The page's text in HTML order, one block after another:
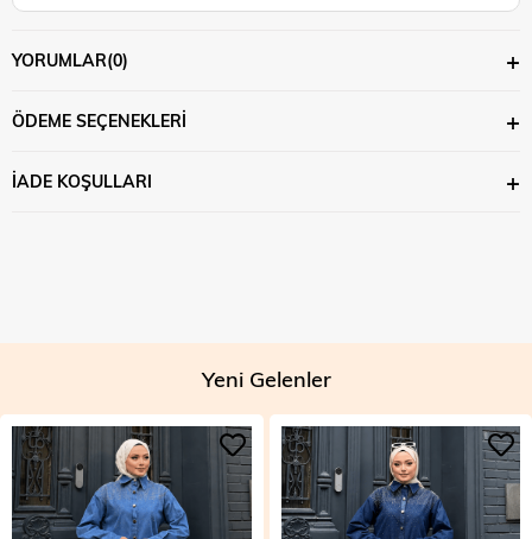
YORUMLAR(0)
ÖDEME SEÇENEKLERI
İADE KOŞULLARI
Yeni Gelenler